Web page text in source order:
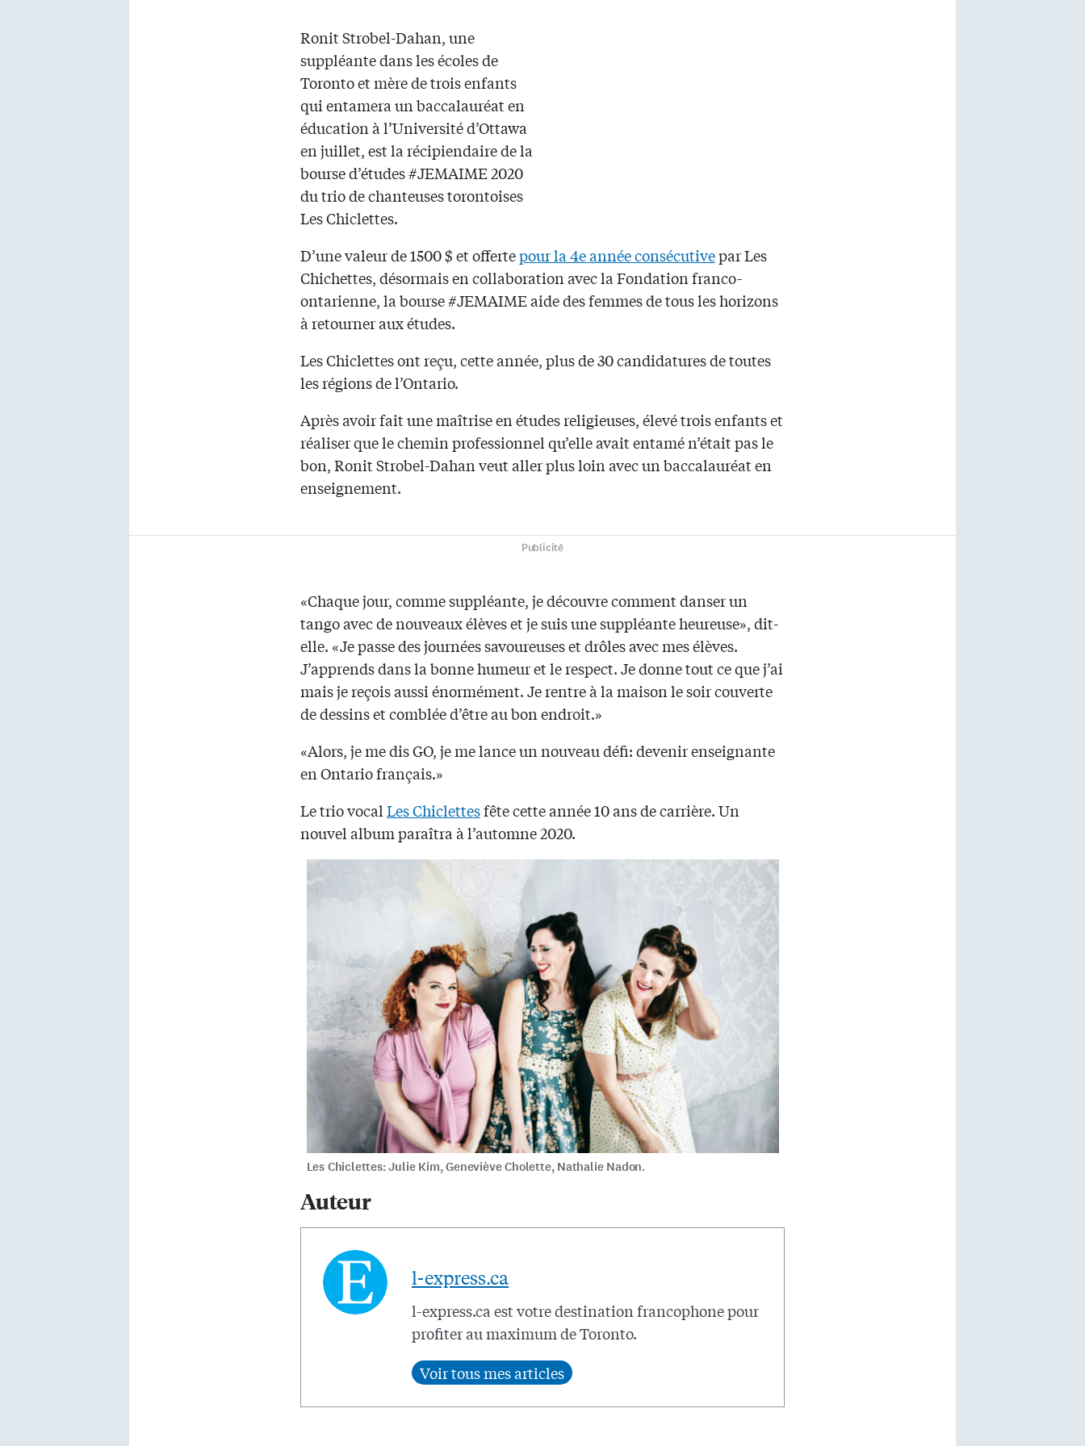
Ronit Strobel-Dahan, une
suppléante dans les écoles de
Toronto et mère de trois enfants
qui entamera un baccalauréat en
éducation à l’Université d’Ottawa
en juillet, est la récipiendaire de la
bourse d’études #JEMAIME 2020
du trio de chanteuses torontoises
Les Chiclettes.
D’une valeur de 1500 $ et offertepour la 4e année consécutivepar Les
Chichettes, désormais en collaboration avec la Fondation franco-
ontarienne, la bourse #JEMAIME aide des femmes de tous les horizons
à retourner aux études.
Les Chiclettes ont reçu, cette année, plus de 30 candidatures de toutes
les régions de l’Ontario.
Après avoir fait une maîtrise en études religieuses, élevé trois enfants et
réaliser que le chemin professionnel qu’elle avait entamé n’était pas le
bon, Ronit Strobel-Dahan veut aller plus loin avec un baccalauréat en
enseignement.
Publicité
«Chaque jour, comme suppléante, je découvre comment danser un
tango avec de nouveaux élèves et je suis une suppléante heureuse», dit-
elle. «Je passe des journées savoureuses et drôles avec mes élèves.
J’apprends dans la bonne humeur et le respect. Je donne tout ce que j’ai
mais je reçois aussi énormément. Je rentre à la maison le soir couverte
de dessins et comblée d’être au bon endroit.»
«Alors, je me dis GO, je me lance un nouveau défi: devenir enseignante
en Ontario français.»
Le trio vocalLes Chiclettesfête cette année 10 ans de carrière. Un
nouvel album paraîtra à l’automne 2020.
Les Chiclettes: Julie Kim, Geneviève Cholette, Nathalie Nadon.
Auteur
l-express.ca
l-express.ca est votre destination francophone pour
profiter au maximum de Toronto.